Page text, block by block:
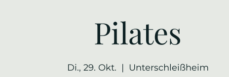
Pilates
Di., 29. Okt.
  |
Unterschleißheim